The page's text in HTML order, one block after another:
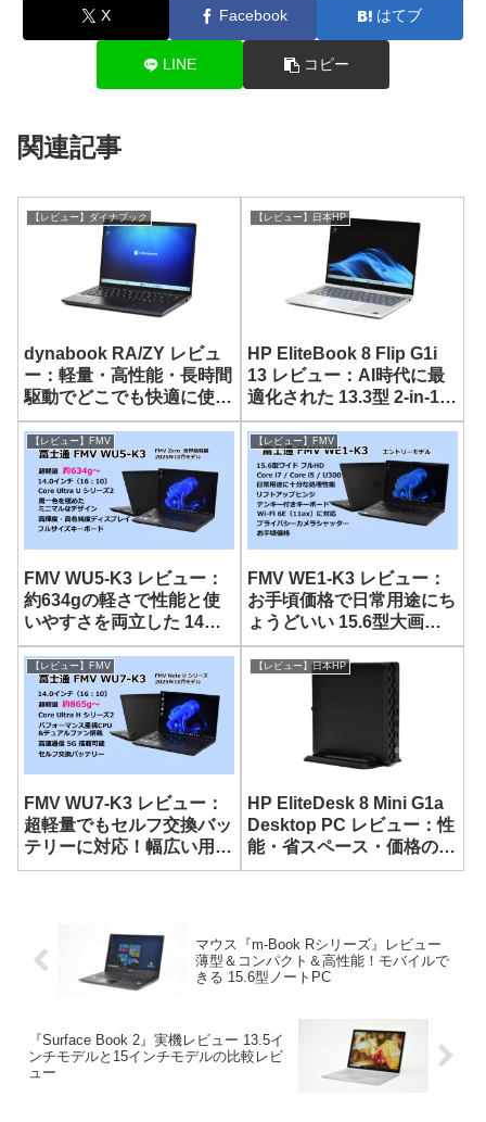
X Facebook はてブ
LINE コピー
関連記事
【レビュー】ダイナブック
dynabook RA/ZY レビュ
ー：軽量・高性能・長時間
駆動でどこでも快適に使え
る 13.3型モバイルノート
【レビュー】日本HP
HP EliteBook 8 Flip G1i
13 レビュー：AI時代に最
適化された 13.3型 2-in-1ノ
ート
【レビュー】FMV
FMV WU5-K3 レビュー：
約634gの軽さで性能と使
いやすさを両立した 14型
モバイルノート
【レビュー】FMV
FMV WE1-K3 レビュー：
お手頃価格で日常用途にち
ょうどいい 15.6型大画面
ノート
【レビュー】FMV
FMV WU7-K3 レビュー：
超軽量でもセルフ交換バッ
テリーに対応！幅広い用途
に使える14型モバイルノ
【レビュー】日本HP
HP EliteDesk 8 Mini G1a
Desktop PC レビュー：性
能・省スペース・価格のバ
ランスにすぐれた超小型
マウス『m-Book Rシリーズ』レビュー
薄型＆コンパクト＆高性能！モバイルで
きる 15.6型ノートPC
『Surface Book 2』実機レビュー 13.5イ
ンチモデルと15インチモデルの比較レビ
ュー